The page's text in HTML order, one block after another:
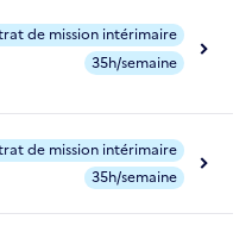
de mission intérimaire
35h/semaine
de mission intérimaire
35h/semaine